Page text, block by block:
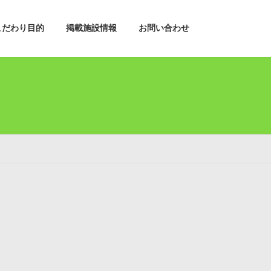
だわり目的 掲載施設情報 お問い合わせ